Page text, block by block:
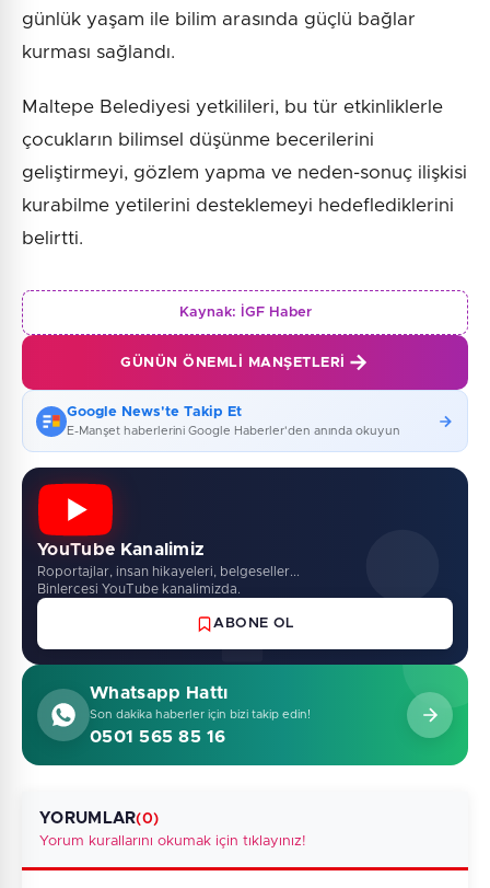
günlük yaşam ile bilim arasında güçlü bağlar
kurması sağlandı.
Maltepe Belediyesi yetkilileri, bu tür etkinliklerle
çocukların bilimsel düşünme becerilerini
geliştirmeyi, gözlem yapma ve neden-sonuç ilişkisi
kurabilme yetilerini desteklemeyi hedeflediklerini
belirtti.
Kaynak: İGF Haber
GÜNÜN ÖNEMLI MANŞETLERI
Google News'te Takip Et
E-Manşet haberlerini Google Haberler'den anında okuyun
YouTube Kanalimiz
Roportajlar, insan hikayeleri, belgeseller...
Binlercesi YouTube kanalimizda.
ABONE OL
Whatsapp Hattı
Son dakika haberler için bizi takip edin!
0501 565 85 16
YORUMLAR(0)
Yorum kurallarını okumak için tıklayınız!